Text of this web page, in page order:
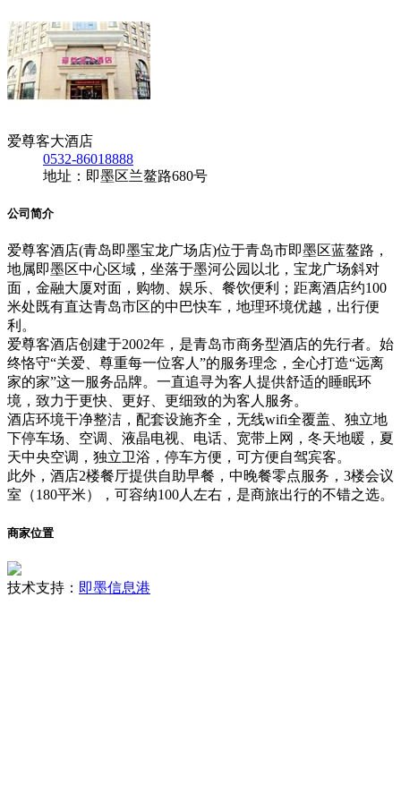
爱尊客大酒店
0532-86018888
地址：即墨区兰鳌路680号
公司简介
爱尊客酒店(青岛即墨宝龙广场店)位于青岛市即墨区蓝鳌路，
地属即墨区中心区域，坐落于墨河公园以北，宝龙广场斜对
面，金融大厦对面，购物、娱乐、餐饮便利；距离酒店约100
米处既有直达青岛市区的中巴快车，地理环境优越，出行便
利。
爱尊客酒店创建于2002年，是青岛市商务型酒店的先行者。始
终恪守“关爱、尊重每一位客人”的服务理念，全心打造“远离
家的家”这一服务品牌。一直追寻为客人提供舒适的睡眠环
境，致力于更快、更好、更细致的为客人服务。
酒店环境干净整洁，配套设施齐全，无线wifi全覆盖、独立地
下停车场、空调、液晶电视、电话、宽带上网，冬天地暖，夏
天中央空调，独立卫浴，停车方便，可方便自驾宾客。
此外，酒店2楼餐厅提供自助早餐，中晚餐零点服务，3楼会议
室（180平米），可容纳100人左右，是商旅出行的不错之选。
商家位置
技术支持： 即墨信息港